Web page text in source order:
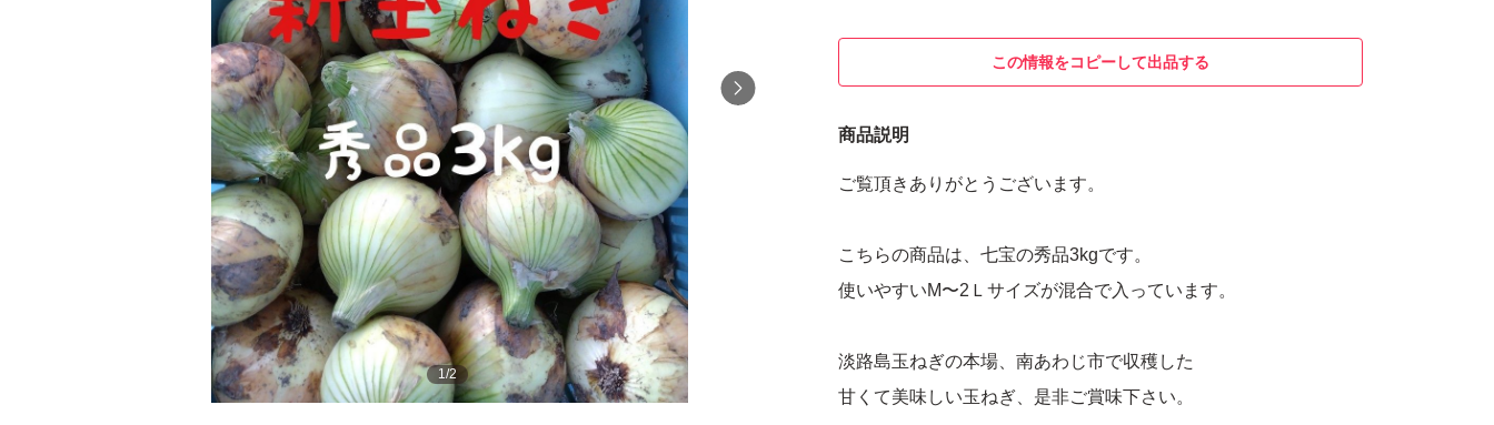
1/2
この情報をコピーして出品する
商品説明
ご覧頂きありがとうございます。
こちらの商品は、七宝の秀品3kgです。
使いやすいM〜2Ｌサイズが混合で入っています。
淡路島玉ねぎの本場、南あわじ市で収穫した
甘くて美味しい玉ねぎ、是非ご賞味下さい。